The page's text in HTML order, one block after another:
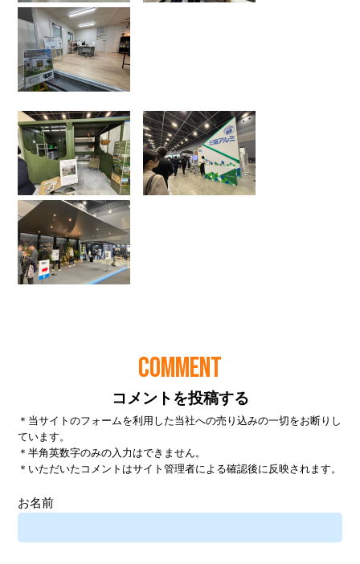
COMMENT
コメントを投稿する
＊当サイトのフォームを利用した当社への売り込みの一切をお断りし
ています。
＊半角英数字のみの入力はできません。
＊いただいたコメントはサイト管理者による確認後に反映されます。
お名前